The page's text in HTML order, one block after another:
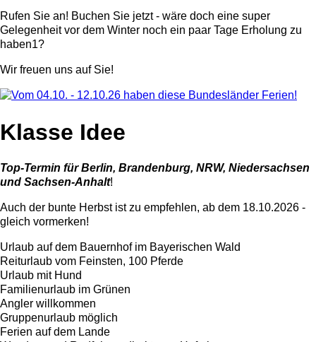
Rufen Sie an! Buchen Sie jetzt - wäre doch eine super
Gelegenheit vor dem Winter noch ein paar Tage Erholung zu
haben1?
Wir freuen uns auf Sie!
Klasse Idee
Top-Termin für Berlin, Brandenburg, NRW, Niedersachsen
und Sachsen-Anhalt!
Auch der bunte Herbst ist zu empfehlen, ab dem 18.10.2026 -
gleich vormerken!
Urlaub auf dem Bauernhof im Bayerischen Wald
Reiturlaub vom Feinsten, 100 Pferde
Urlaub mit Hund
Familienurlaub im Grünen
Angler willkommen
Gruppenurlaub möglich
Ferien auf dem Lande